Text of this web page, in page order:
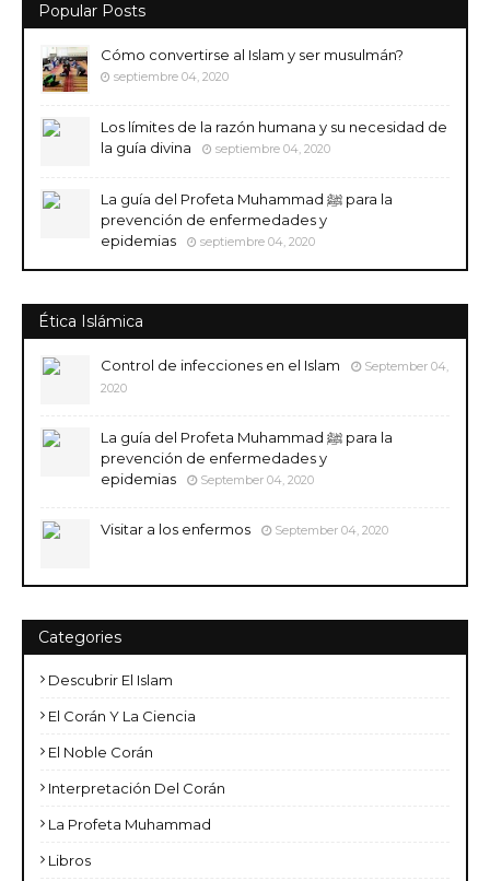
Popular Posts
Cómo convertirse al Islam y ser musulmán?
septiembre 04, 2020
Los límites de la razón humana y su necesidad de
la guía divina
septiembre 04, 2020
La guía del Profeta Muhammad ﷺ para la
prevención de enfermedades y
epidemias
septiembre 04, 2020
Ética Islámica
Control de infecciones en el Islam
September 04,
2020
La guía del Profeta Muhammad ﷺ para la
prevención de enfermedades y
epidemias
September 04, 2020
Visitar a los enfermos September 04, 2020
Categories
Descubrir El Islam
El Corán Y La Ciencia
El Noble Corán
Interpretación Del Corán
La Profeta Muhammad
Libros